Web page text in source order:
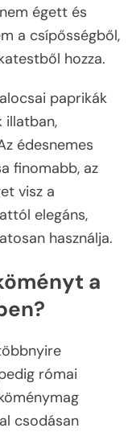
égett és
a csípősségből,
hozza.
paprikák
illatban,
édesnemes
finomabb, az
visz a
elegáns,
használja.
a
római
csodásan